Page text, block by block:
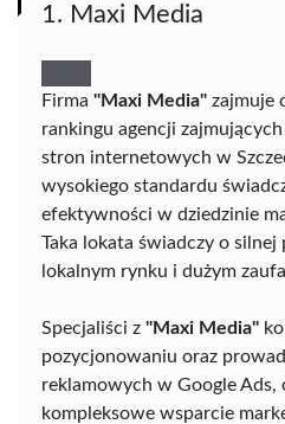
1. Maxi Media
Firma "Maxi Media" zajmuje
rankingu agencji
stron internetowych w
wysokiego standardu
efektywności w dziedzinie
Taka lokata świadczy o silnej
lokalnym rynku i dużym
Specjaliści z "Maxi Media"
pozycjonowaniu oraz
reklamowych w Google
kompleksowe wsparcie